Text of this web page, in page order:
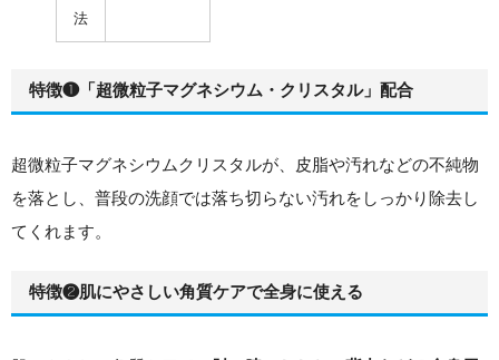
法
特徴❶「超微粒子マグネシウム・クリスタル」配合
超微粒子マグネシウムクリスタルが、皮脂や汚れなどの不純物
を落とし、 普段の洗顔では落ち切らない汚れをしっかり除去し
てくれます。
特徴❷肌にやさしい角質ケアで全身に使える